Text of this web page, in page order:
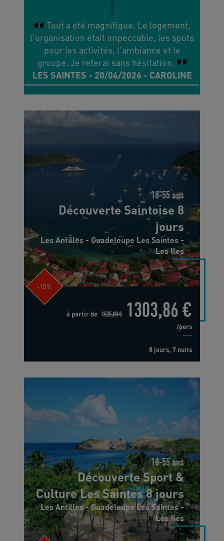
Tout a été magnifique. Le logement,
l'organisation était impeccable, les spots
pour les activités, l'ambiance et le
groupe. Je referai sans hésitation.
LES SAINTES - 20/04/2026 - CAROLINE
18-55 ans
Découverte Saintoise 8
jours
Les Antilles - Guadeloupe Les Saintes -
Les Iles
-15%
à partir de 1525,00 € 1303,86 €
/pers
8 jours, 7 nuits
18-55 ans
Découverte Sport &
Culture Les Saintes 8 jours
Les Antilles - Guadeloupe Les Saintes -
Les Iles